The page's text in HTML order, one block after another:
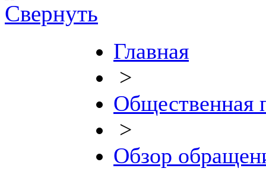
Главная
>
Общественная
>
Обзор